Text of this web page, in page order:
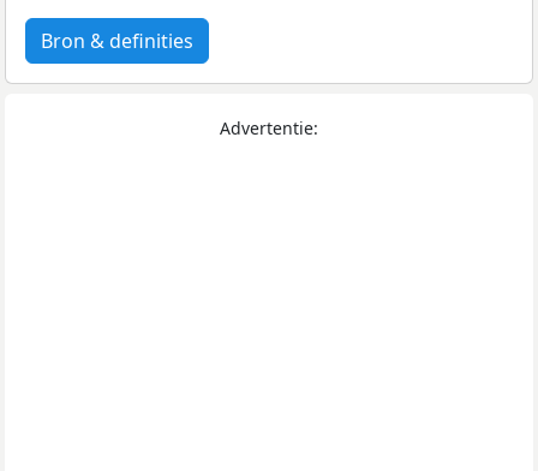
Bron & definities
Advertentie: